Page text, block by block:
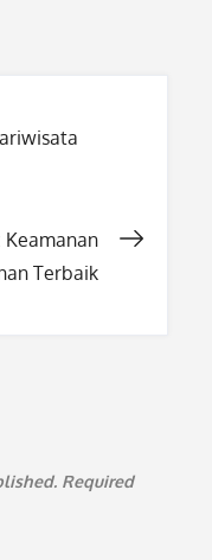
Keamanan
Terbaik
Required